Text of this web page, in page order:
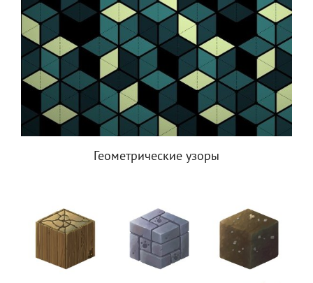
Геометрические узоры